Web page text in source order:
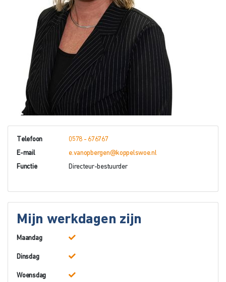
Telefoon 0578 - 676767
E-mail e.vanopbergen@koppelswoe.nl
Functie Directeur-bestuurder
Mijn werkdagen zijn
Maandag
Dinsdag
Woensdag